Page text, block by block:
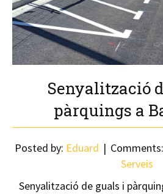
Senyalització
pàrquings a
Posted by: Eduard Comments:
Serveis
Senyalització de guals i